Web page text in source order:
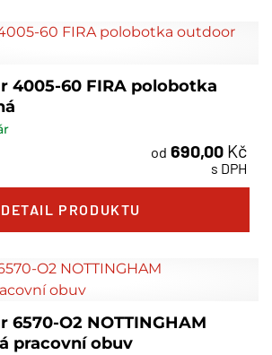
4005-60 FIRA polobotka
od 690,00 Kč
s DPH
DETAIL PRODUKTU
6570-O2 NOTTINGHAM
pracovní obuv